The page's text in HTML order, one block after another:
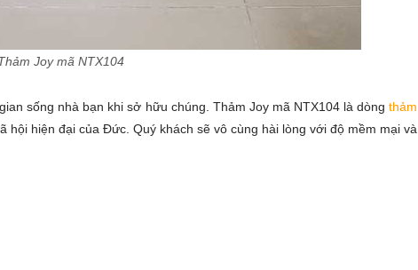
Joy mã NTX104
sống nhà bạn khi sở hữu chúng. Thảm Joy mã NTX104 là dòngthảm
hội hiện đại của Đức. Quý khách sẽ vô cùng hài lòng với độ mềm mại và